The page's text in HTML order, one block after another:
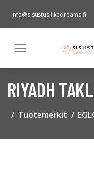
info@sisustusliikedreams.fi
RIYADH
Tuotemerkit